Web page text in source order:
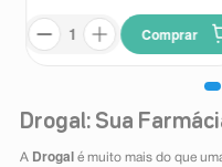
Comprar
Drogal: Sua
A Drogal é muito mais do que